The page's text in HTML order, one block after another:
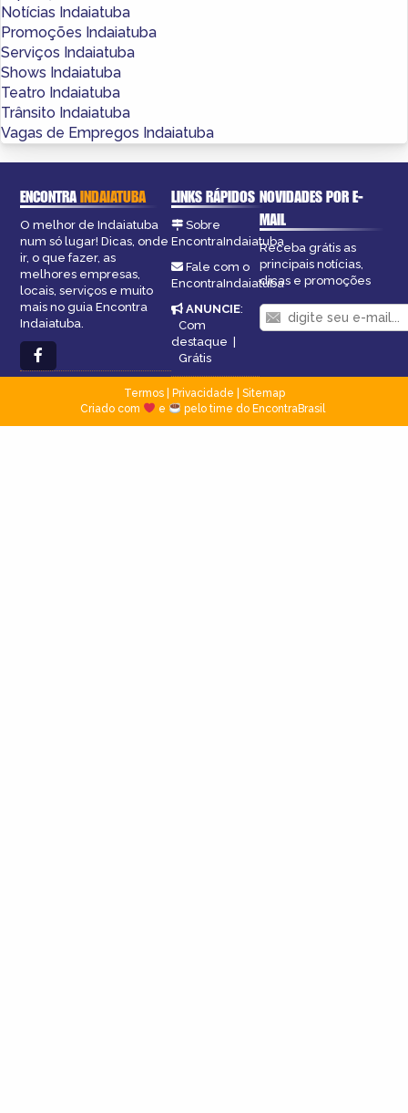
Notícias Indaiatuba
Promoções Indaiatuba
Serviços Indaiatuba
Shows Indaiatuba
Teatro Indaiatuba
Trânsito Indaiatuba
Vagas de Empregos Indaiatuba
ENCONTRAINDAIATUBA
O melhor de Indaiatuba
num só lugar! Dicas, onde
ir, o que fazer, as
melhores empresas,
locais, serviços e muito
mais no guia Encontra
Indaiatuba.
LINKS RÁPIDOS
Sobre
EncontraIndaiatuba
Fale com o
EncontraIndaiatuba
ANUNCIE:
Com
destaque
Grátis
NOVIDADES POR E-
MAIL
Receba grátis as
principais notícias,
dicas e promoções
Termos| Privacidade
Sitemap
Criado com
e pelo time do EncontraBrasil